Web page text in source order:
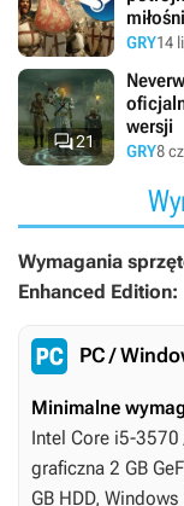
GRY14
21
wersji
GRY8
Wymagania
Enhanced Edition:
PC /
Minimalne
Intel Core i5-3570
graficzna 2 GB
GB HDD,